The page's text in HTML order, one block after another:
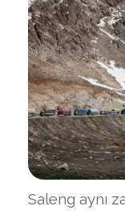
Saleng aynı